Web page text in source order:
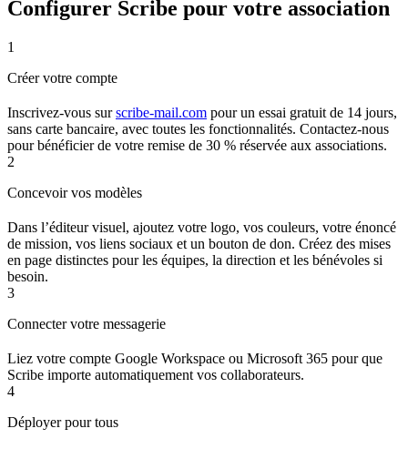
Configurer Scribe pour votre association
1
Créer votre compte
Inscrivez-vous surscribe-mail.com pour un essai gratuit de 14 jours,
sans carte bancaire, avec toutes les fonctionnalités. Contactez-nous
pour bénéficier de votre remise de 30 % réservée aux associations.
2
Concevoir vos modèles
Dans l’éditeur visuel, ajoutez votre logo, vos couleurs, votre énoncé
de mission, vos liens sociaux et un bouton de don. Créez des mises
en page distinctes pour les équipes, la direction et les bénévoles si
besoin.
3
Connecter votre messagerie
Liez votre compte Google Workspace ou Microsoft 365 pour que
Scribe importe automatiquement vos collaborateurs.
4
Déployer pour tous